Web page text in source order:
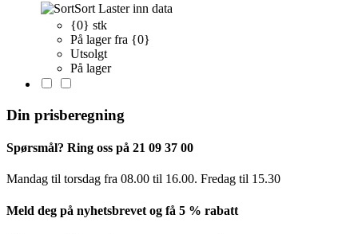
Sort Laster inn data
{0} stk
På lager fra {0}
Utsolgt
På lager
Din prisberegning
Spørsmål? Ring oss på 21 09 37 00
Mandag til torsdag ​​fra 08.00 til 16.00. Fredag til 15.30
Meld deg på nyhetsbrevet og få 5 % rabatt